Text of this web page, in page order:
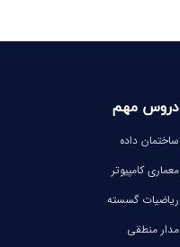
دروس مهم
ساختمان داده
معماری کامپیوتر
ریاضیات گسسته
مدار منطقی